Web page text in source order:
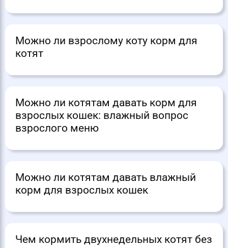
Можно ли взрослому коту корм для
котят
Можно ли котятам давать корм для
взрослых кошек: влажный вопрос
взрослого меню
Можно ли котятам давать влажный
корм для взрослых кошек
Чем кормить двухнедельных котят без